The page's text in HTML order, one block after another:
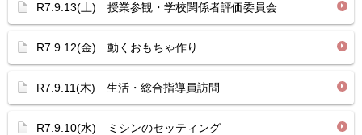
R7.9.13(土) 授業参観・学校関係者評価委員会
R7.9.12(金) 動くおもちゃ作り
R7.9.11(木) 生活・総合指導員訪問
R7.9.10(水) ミシンのセッティング